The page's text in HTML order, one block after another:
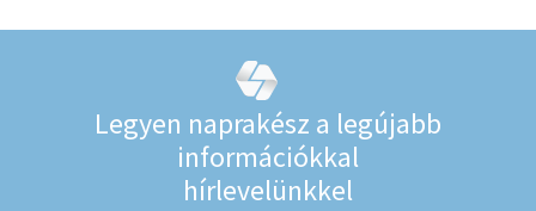
Legyen naprakész a legújabb
információkkal
hírlevelünkkel